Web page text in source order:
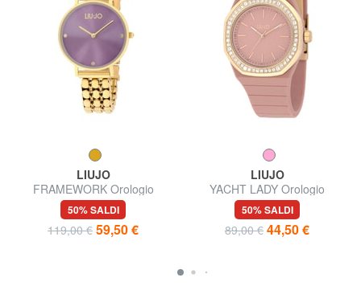
LIUJO
FRAMEWORK Orologio
movimento al quarzo
50% SALDI
119,00 € 59,50 €
LIUJO
YACHT LADY Orologio
movimento al quarzo
50% SALDI
89,00 € 44,50 €